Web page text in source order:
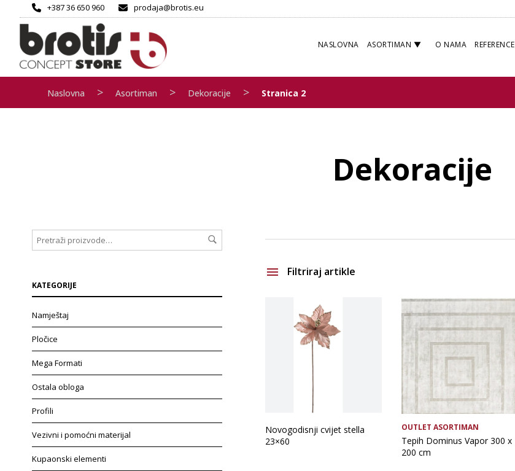
+387 36 650 960 prodaja@brotis.eu
NASLOVNA ASORTIMAN O NAMA REFERENCE
Naslovna > Asortiman > Dekoracije > Stranica 2
Dekoracije
KATEGORIJE
Namještaj
Pločice
Mega Formati
Ostala obloga
Profili
Vezivni i pomoćni materijal
Kupaonski elementi
Filtriraj artikle
Brand Glavna boja
Novogodisnji cvijet stella
23×60
OUTLET ASORTIMAN
Tepih Dominus Vapor 300 x
200 cm